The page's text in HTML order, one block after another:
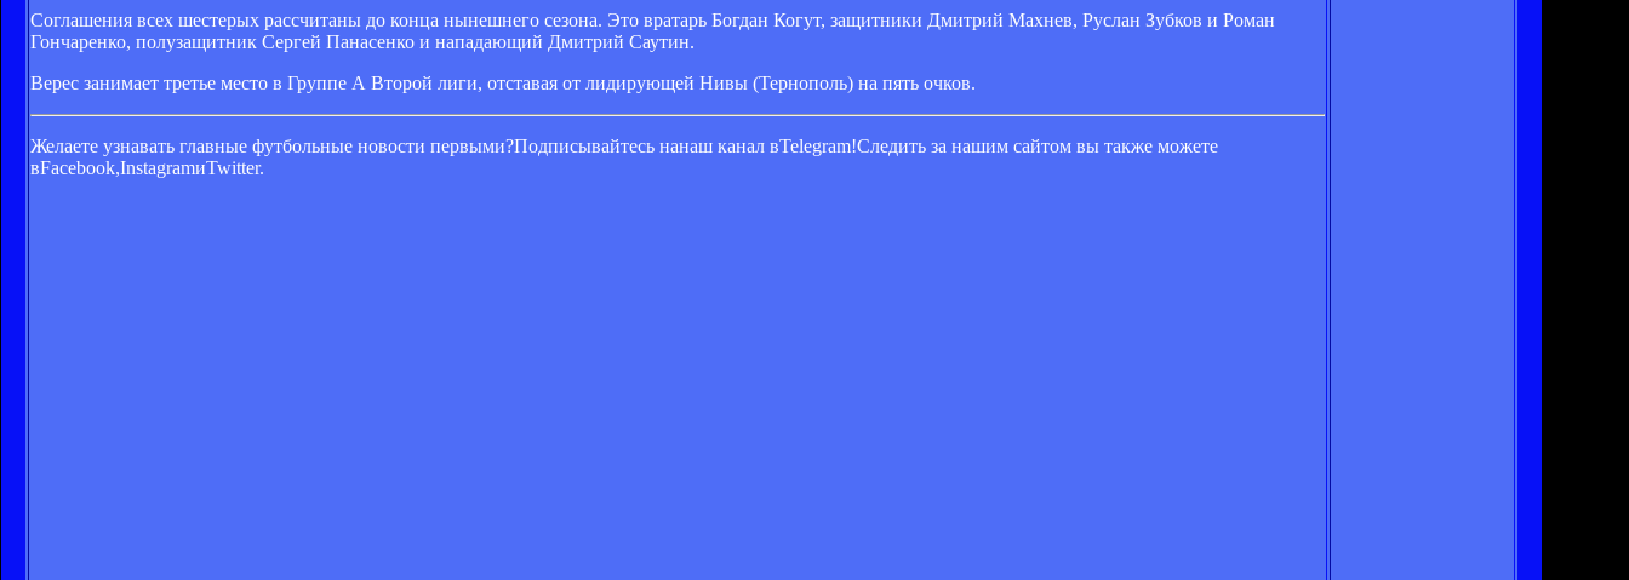
Соглашения всех шестерых рассчитаны до конца нынешнего сезона. Это вратарь Богдан Когут, защитники Дмитрий Махнев, Руслан Зубков и Роман
Гончаренко, полузащитник Сергей Панасенко и нападающий Дмитрий Саутин.
Верес занимает третье место в Группе А Второй лиги, отставая от лидирующей Нивы (Тернополь) на пять очков.
Желаете узнавать главные футбольные новости первыми?Подписывайтесь нанаш канал вTelegram!Следить за нашим сайтом вы также можете
вFacebook,InstagramиTwitter.